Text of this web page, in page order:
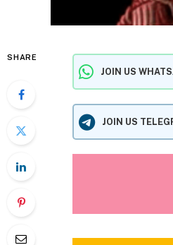
SHARE
JOIN US
JOIN US